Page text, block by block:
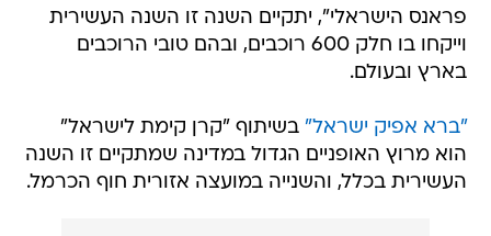
פראנס הישראלי", יתקיים השנה זו השנה העשירית
וייקחו בו חלק 600 רוכבים, ובהם טובי הרוכבים
בארץ ובעולם.
"ברא אפיק ישראל" בשיתוף "קרן קימת לישראל"
הוא מרוץ האופניים הגדול במדינה שמתקיים זו השנה
העשירית בכלל, והשנייה במועצה אזורית חוף הכרמל.